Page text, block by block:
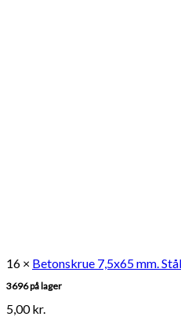
16 × Betonskrue 7,5x65 mm.
3696 på lager
5,00kr.